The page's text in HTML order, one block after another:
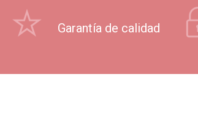
Garantía de calidad